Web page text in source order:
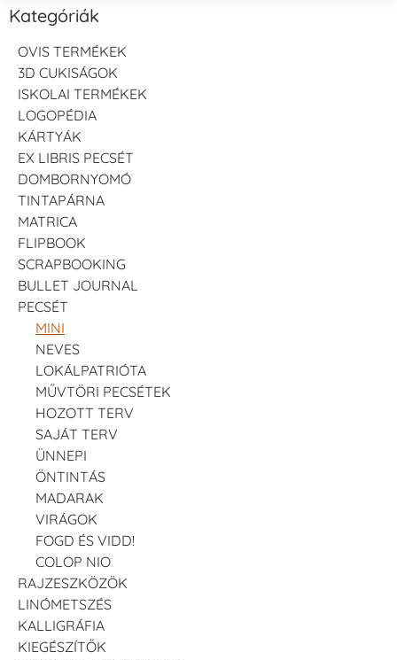
Kategóriák
OVIS TERMÉKEK
3D CUKISÁGOK
ISKOLAI TERMÉKEK
LOGOPÉDIA
KÁRTYÁK
EX LIBRIS PECSÉT
DOMBORNYOMÓ
TINTAPÁRNA
MATRICA
FLIPBOOK
SCRAPBOOKING
BULLET JOURNAL
PECSÉT
MINI
NEVES
LOKÁLPATRIÓTA
MŰVTÖRI PECSÉTEK
HOZOTT TERV
SAJÁT TERV
ÜNNEPI
ÖNTINTÁS
MADARAK
VIRÁGOK
FOGD ÉS VIDD!
COLOP NIO
RAJZESZKÖZÖK
LINÓMETSZÉS
KALLIGRÁFIA
KIEGÉSZÍTŐK